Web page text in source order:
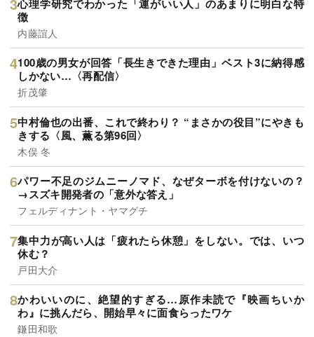
心理学研究でわかった「運がいい人」のあまりに明白な特
徴
内藤誼人
100歳の男女が回答「長生きできた理由」ベスト3に納得感
しかない…〈再配信〉
折茂肇
中村倫也の出番、これで終わり？ “まさかの役目”にやきも
きする〈風、薫る第96回〉
木俣 冬
パワー不足のジムニーノマド、なぜターボを付けないの？
→スズキ開発者の「意外な答え」
フェルディナント・ヤマグチ
集中力が高い人は「疲れたら休憩」をしない。では、いつ
休む？
戸田大介
かわいいのに、絶望的すぎる…原作未読で『映画ちいか
わ』に挑んだら、開始早々に面食らったワケ
鎌田和歌